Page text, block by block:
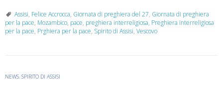
Assisi, Felice Accrocca, Giornata di preghiera del 27, Giornata di preghiera
per la pace, Mozambico, pace, preghiera interreligiosa, Preghiera interreligiosa
per la pace, Prghiera per la pace, Spirito di Assisi, Vescovo
NEWS, SPIRITO DI ASSISI